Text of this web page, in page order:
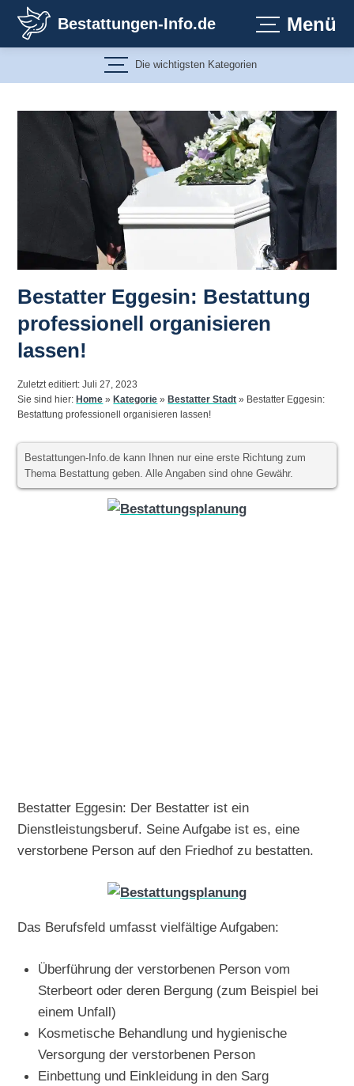
Inhalt
springen
Bestattungen-Info.de Menü
Die wichtigsten Kategorien
Bestatter Eggesin: Bestattung
professionell organisieren
lassen!
Zuletzt editiert: Juli 27, 2023
Sie sind hier: Home » Kategorie » Bestatter Stadt » Bestatter Eggesin:
Bestattung professionell organisieren lassen!
Bestattungen-Info.de kann Ihnen nur eine erste Richtung zum
Thema Bestattung geben. Alle Angaben sind ohne Gewähr.
Bestatter Eggesin: Der Bestatter ist ein
Dienstleistungsberuf. Seine Aufgabe ist es, eine
verstorbene Person auf den Friedhof zu bestatten.
Das Berufsfeld umfasst vielfältige Aufgaben:
Überführung der verstorbenen Person vom
Sterbeort oder deren Bergung (zum Beispiel bei
einem Unfall)
Kosmetische Behandlung und hygienische
Versorgung der verstorbenen Person
Einbettung und Einkleidung in den Sarg